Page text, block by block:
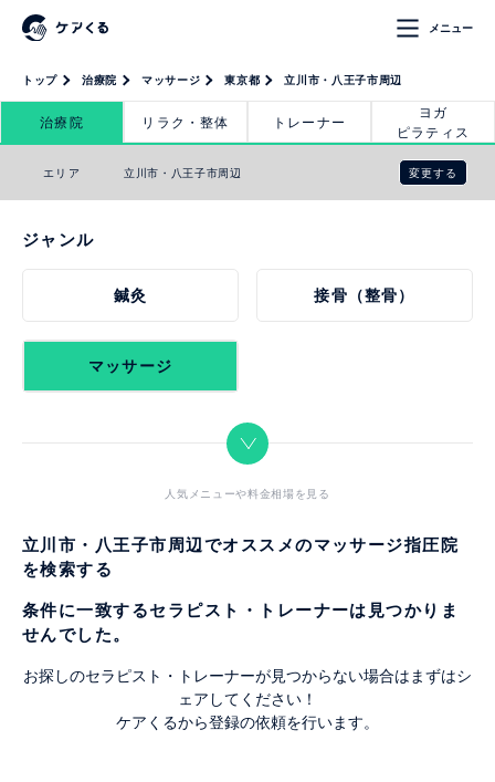
メニュー
トップ 治療院 マッサージ 東京都 立川市・八王子市周辺
治療院 リラク・整体 トレーナー
ヨガ
ピラティス
エリア 立川市・八王子市周辺 変更する
ジャンル
鍼灸 接骨（整骨）
マッサージ
人気メニューや料金相場を見る
立川市・八王子市周辺でオススメのマッサージ指圧院
を検索する
条件に一致するセラピスト・トレーナーは見つかりま
せんでした。
お探しのセラピスト・トレーナーが見つからない場合はまずはシ
ェアしてください！
ケアくるから登録の依頼を行います。